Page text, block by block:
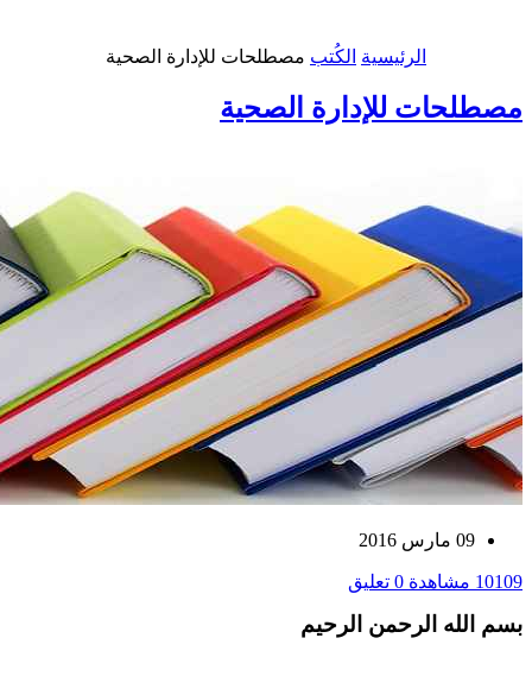
الرئيسية الكُتب مصطلحات للإدارة الصحية
مصطلحات للإدارة الصحية
09 مارس 2016
10109 مشاهدة 0 تعليق
بسم الله الرحمن الرحيم